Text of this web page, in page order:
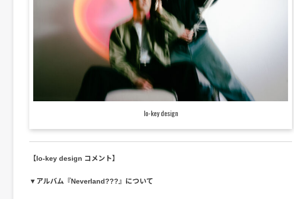
lo-key design
【lo-key design コメント】
▼アルバム『Neverland???』について